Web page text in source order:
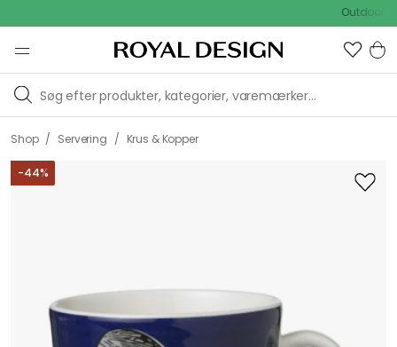
Outdoor Sale
Shop / Servering / Krus & Kopper
-44%